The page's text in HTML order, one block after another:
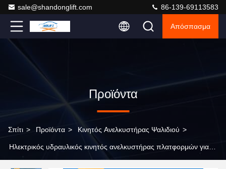
sale@shandonglift.com 86-139-69113583
Απόσπασμα
Προϊόντα
Σπίτι > Προϊόντα > Κινητός Ανελκυστήρας Ψαλιδιού >
Ηλεκτρικός υδραυλικός κινητός ανελκυστήρας πλατφορμών για